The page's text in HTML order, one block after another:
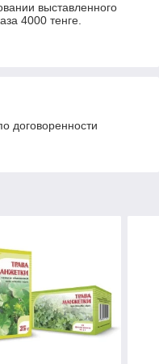
выставленного
4000 тенге.
договоренности